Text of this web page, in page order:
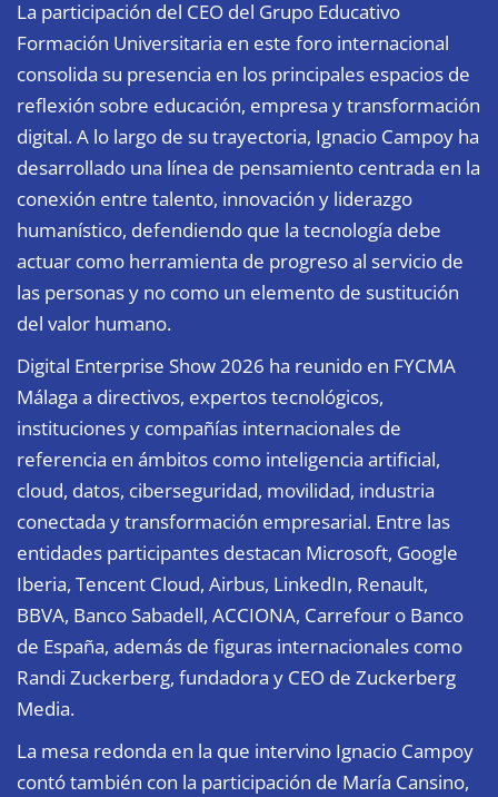
La participación del CEO del Grupo Educativo
Formación Universitaria en este foro internacional
consolida su presencia en los principales espacios de
reflexión sobre educación, empresa y transformación
digital. A lo largo de su trayectoria, Ignacio Campoy ha
desarrollado una línea de pensamiento centrada en la
conexión entre talento, innovación y liderazgo
humanístico, defendiendo que la tecnología debe
actuar como herramienta de progreso al servicio de
las personas y no como un elemento de sustitución
del valor humano.
Digital Enterprise Show 2026 ha reunido en FYCMA
Málaga a directivos, expertos tecnológicos,
instituciones y compañías internacionales de
referencia en ámbitos como inteligencia artificial,
cloud, datos, ciberseguridad, movilidad, industria
conectada y transformación empresarial. Entre las
entidades participantes destacan Microsoft, Google
Iberia, Tencent Cloud, Airbus, LinkedIn, Renault,
BBVA, Banco Sabadell, ACCIONA, Carrefour o Banco
de España, además de figuras internacionales como
Randi Zuckerberg, fundadora y CEO de Zuckerberg
Media.
La mesa redonda en la que intervino Ignacio Campoy
contó también con la participación de María Cansino,